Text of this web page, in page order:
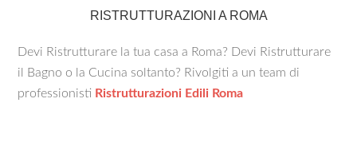
RISTRUTTURAZIONI A ROMA
Devi Ristrutturare la tua casa a Roma? Devi Ristrutturare
il Bagno o la Cucina soltanto? Rivolgiti a un team di
professionisti Ristrutturazioni Edili Roma